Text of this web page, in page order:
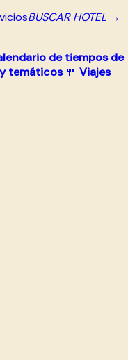
BUSCAR HOTEL →
de tiempos de
temáticos 🍴 Viajes